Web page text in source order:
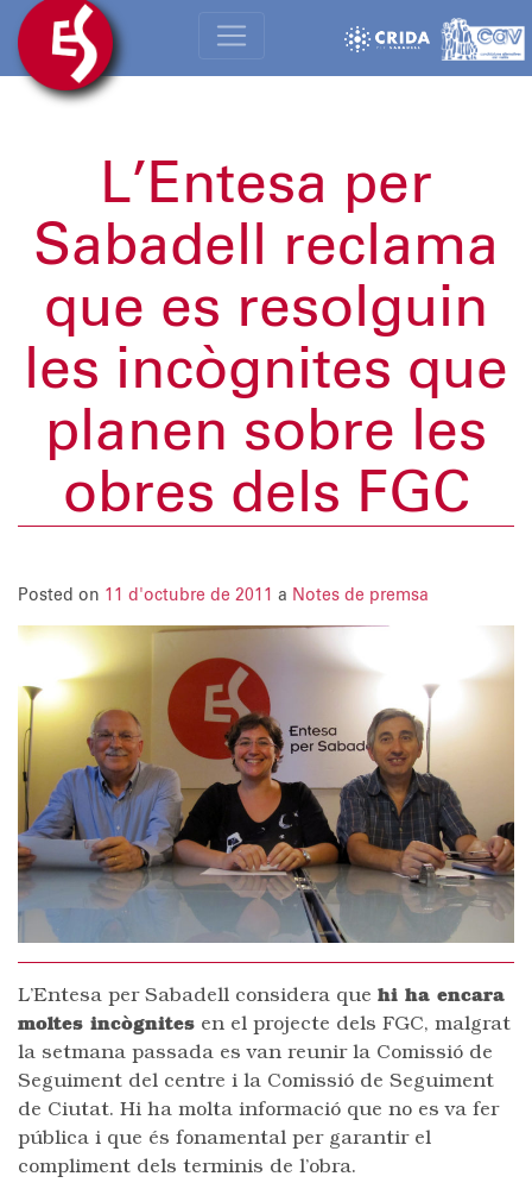
L’Entesa per
Sabadell reclama
que es resolguin
les incògnites que
planen sobre les
obres dels FGC
Posted on 11 d'octubre de 2011 a Notes de premsa
L’Entesa per Sabadell considera que hi ha encara
moltes incògnites en el projecte dels FGC, malgrat
la setmana passada es van reunir la Comissió de
Seguiment del centre i la Comissió de Seguiment
de Ciutat. Hi ha molta informació que no es va fer
pública i que és fonamental per garantir el
compliment dels terminis de l’obra.